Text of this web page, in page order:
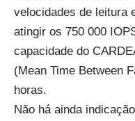
velocidades de leitura
atingir os 750 000
capacidade do
(Mean Time Between
horas.
Não há ainda